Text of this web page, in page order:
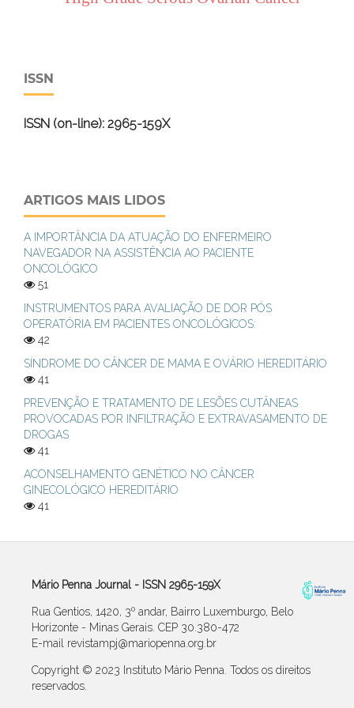
ISSN
ISSN (on-line): 2965-159X
ARTIGOS MAIS LIDOS
A IMPORTÂNCIA DA ATUAÇÃO DO ENFERMEIRO
NAVEGADOR NA ASSISTÊNCIA AO PACIENTE
ONCOLÓGICO
51
INSTRUMENTOS PARA AVALIAÇÃO DE DOR PÓS
OPERATÓRIA EM PACIENTES ONCOLÓGICOS:
42
SÍNDROME DO CÂNCER DE MAMA E OVÁRIO HEREDITÁRIO
41
PREVENÇÃO E TRATAMENTO DE LESÕES CUTÂNEAS
PROVOCADAS POR INFILTRAÇÃO E EXTRAVASAMENTO DE
DROGAS
41
ACONSELHAMENTO GENÉTICO NO CÂNCER
GINECOLÓGICO HEREDITÁRIO
41
Mário Penna Journal - ISSN 2965-159X
Rua Gentios, 1420, 3º andar, Bairro Luxemburgo, Belo
Horizonte - Minas Gerais. CEP 30.380-472
E-mail revistampj@mariopenna.org.br
Copyright © 2023 Instituto Mário Penna. Todos os direitos
reservados.